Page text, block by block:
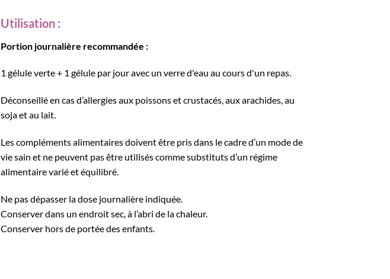
Utilisation :
Portion journalière recommandée :
1 gélule verte + 1 gélule par jour avec un verre d'eau au cours d'un repas.
Déconseillé en cas d’allergies aux poissons et crustacés, aux arachides, au
soja et au lait.
Les compléments alimentaires doivent être pris dans le cadre d’un mode de
vie sain et ne peuvent pas être utilisés comme substituts d’un régime
alimentaire varié et équilibré.
Ne pas dépasser la dose journalière indiquée.
Conserver dans un endroit sec, à l’abri de la chaleur.
Conserver hors de portée des enfants.